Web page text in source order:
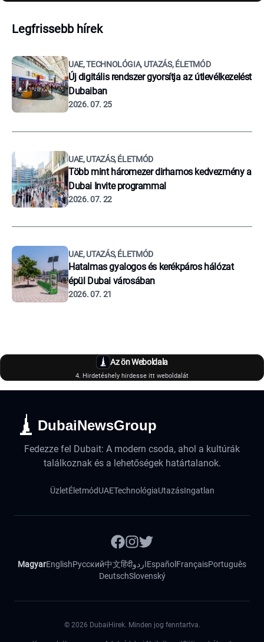
Legfrissebb hírek
UAE, TECHNOLÓGIA, UTAZÁS, ÉLETMÓD
Új digitális rendszer gyorsítja az útlevélkezelést
Dubaiban
2026. 07. 25
UAE, UTAZÁS, ÉLETMÓD
Több mint háromezer dirhamos kedvezmény a
Dubai Invite programmal
2026. 07. 22
UAE, UTAZÁS, ÉLETMÓD
Hatalmas gyalogos és kerékpáros hálózat
épül Dubai városában
2026. 07. 21
Az ön Weboldala
4. Hirdetéshely hirdesse itt weboldalát
DubaiNewsGroup
Fedezze fel Dubait: A modern csoda, ahol a kultúrák
találkoznak és a lehetőségek határtalanok.
ÜzletÉletmódUAETechnológiaUtazásIngatlan
MagyarEnglishРусский中文हिंदीاردوEspañol FrançaisPortuguês
DeutschSlovenský
© 2026 DubaiHirek. Minden jog fenntartva.